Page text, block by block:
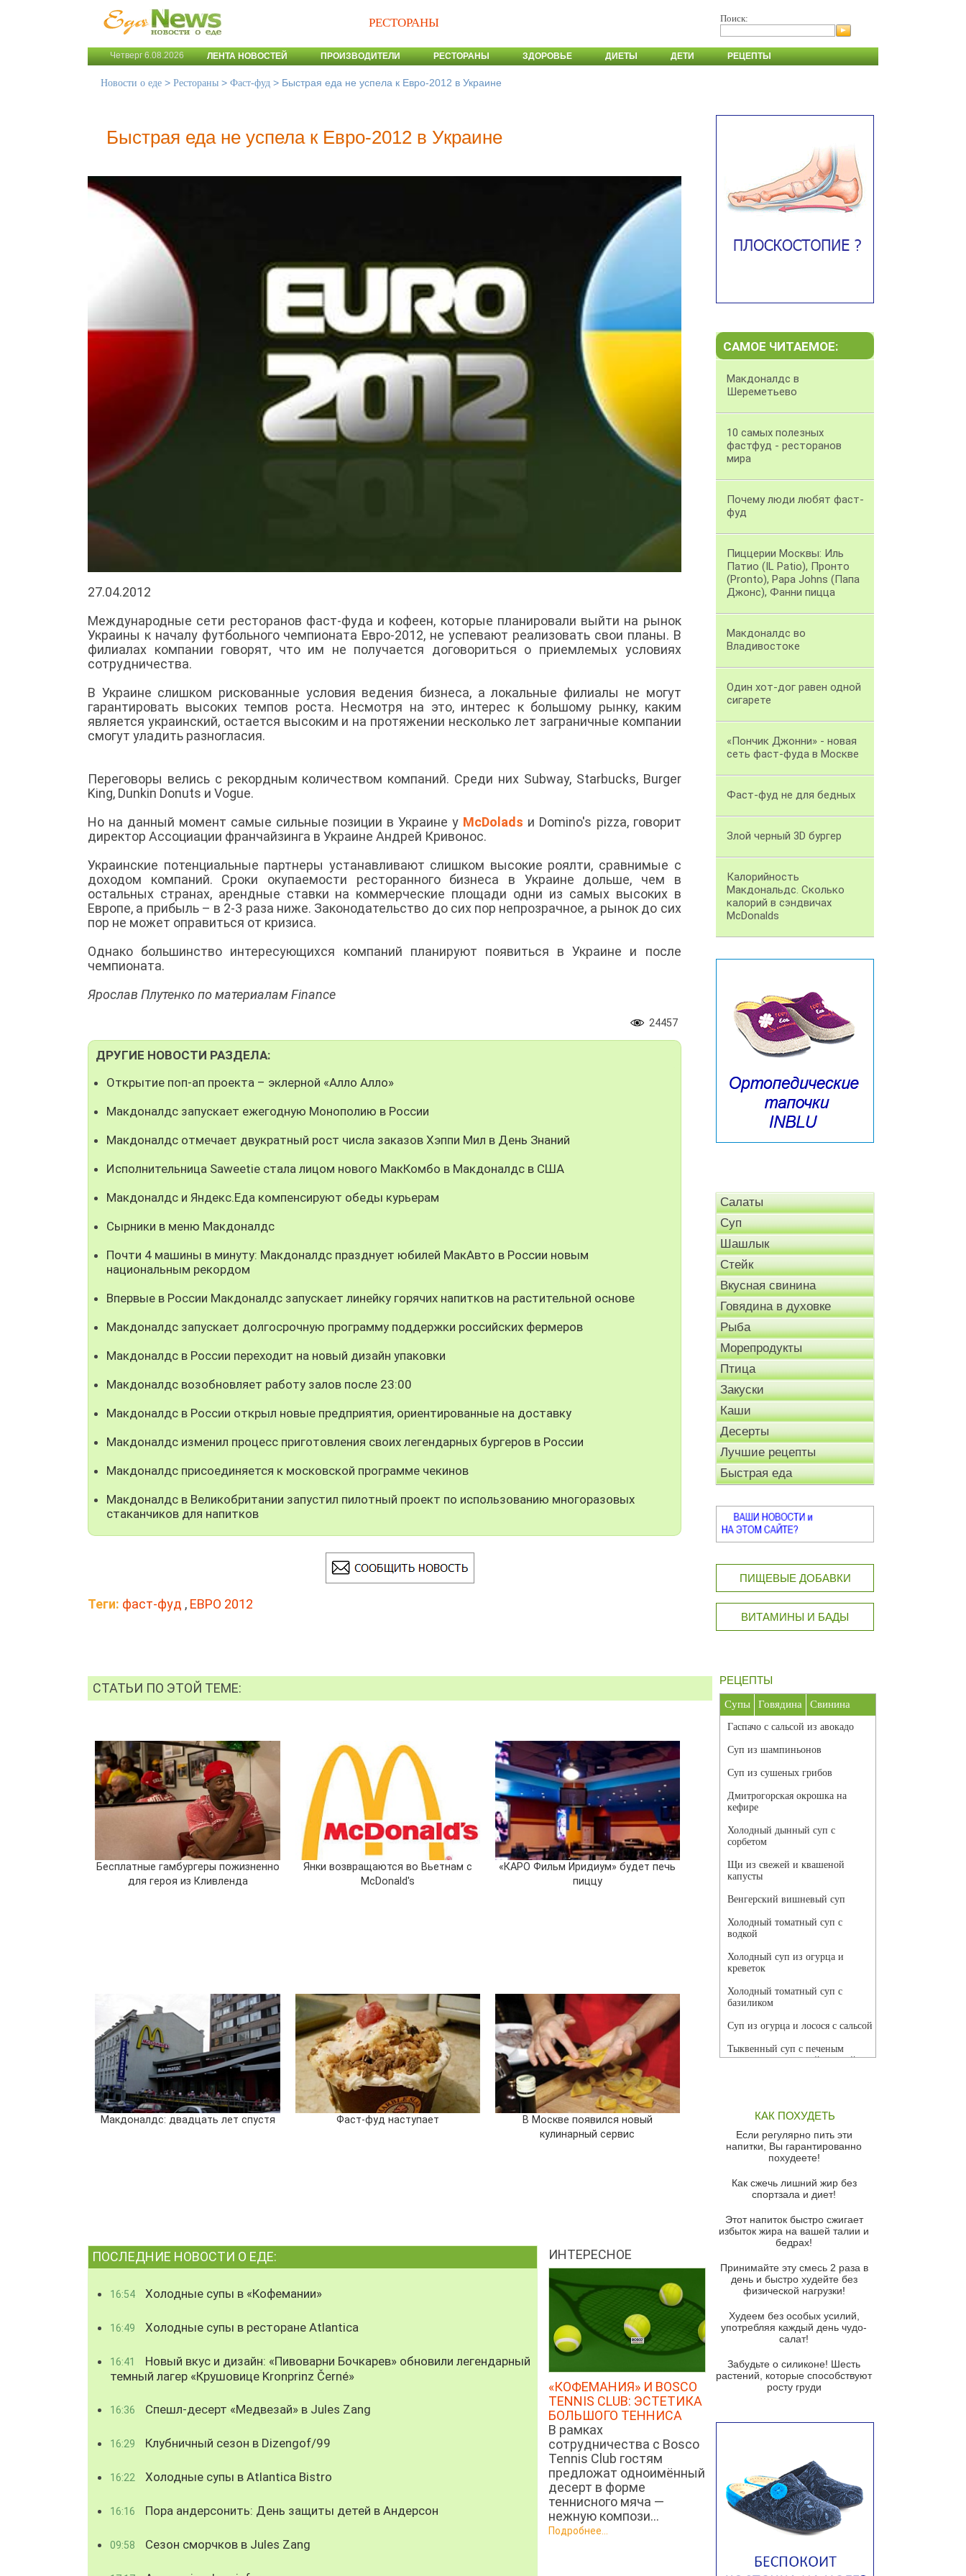
РЕСТОРАНЫ Поиск:
Четверг 6.08.2026 ЛЕНТА НОВОСТЕЙ ПРОИЗВОДИТЕЛИ РЕСТОРАНЫ ЗДОРОВЬЕ ДИЕТЫ ДЕТИ РЕЦЕПТЫ
Новости о еде > Рестораны > Фаст-фуд > Быстрая еда не успела к Евро-2012 в Украине
Быстрая еда не успела к Евро-2012 в Украине
27.04.2012
Международные сети ресторанов фаст-фуда и кофеен, которые планировали выйти на рынок
Украины к началу футбольного чемпионата Евро-2012, не успевают реализовать свои планы. В
филиалах компании говорят, что им не получается договориться о приемлемых условиях
сотрудничества.
В Украине слишком рискованные условия ведения бизнеса, а локальные филиалы не могут
гарантировать высоких темпов роста. Несмотря на это, интерес к большому рынку, каким
является украинский, остается высоким и на протяжении несколько лет заграничные компании
смогут уладить разногласия.
Переговоры велись с рекордным количеством компаний. Среди них Subway, Starbucks, Burger
King, Dunkin Donuts и Vogue.
Но на данный момент самые сильные позиции в Украине у McDolads и Domino's pizza, говорит
директор Ассоциации франчайзинга в Украине Андрей Кривонос.
Украинские потенциальные партнеры устанавливают слишком высокие роялти, сравнимые с
доходом компаний. Сроки окупаемости ресторанного бизнеса в Украине дольше, чем в
остальных странах, арендные ставки на коммерческие площади одни из самых высоких в
Европе, а прибыль – в 2-3 раза ниже. Законодательство до сих пор непрозрачное, а рынок до сих
пор не может оправиться от кризиса.
Однако большинство интересующихся компаний планируют появиться в Украине и после
чемпионата.
Ярослав Плутенко по материалам Finance
24457
ДРУГИЕ НОВОСТИ РАЗДЕЛА:
Открытие поп-ап проекта – эклерной «Алло Алло»
Макдоналдс запускает ежегодную Монополию в России
Макдоналдс отмечает двукратный рост числа заказов Хэппи Мил в День Знаний
Исполнительница Saweetie стала лицом нового МакКомбо в Макдоналдс в США
Макдоналдс и Яндекс.Еда компенсируют обеды курьерам
Сырники в меню Макдоналдс
Почти 4 машины в минуту: Макдоналдс празднует юбилей МакАвто в России новым
национальным рекордом
Впервые в России Макдоналдс запускает линейку горячих напитков на растительной основе
Макдоналдс запускает долгосрочную программу поддержки российских фермеров
Макдоналдс в России переходит на новый дизайн упаковки
Макдоналдс возобновляет работу залов после 23:00
Макдоналдс в России открыл новые предприятия, ориентированные на доставку
Макдоналдс изменил процесс приготовления своих легендарных бургеров в России
Макдоналдс присоединяется к московской программе чекинов
Макдоналдс в Великобритании запустил пилотный проект по использованию многоразовых
стаканчиков для напитков
Теги: фаст-фуд , ЕВРО 2012
СТАТЬИ ПО ЭТОЙ ТЕМЕ:
Бесплатные гамбургеры пожизненно
для героя из Кливленда
Янки возвращаются во Вьетнам с
McDonald's
«КАРО Фильм Иридиум» будет печь
пиццу
Макдоналдс: двадцать лет спустя Фаст-фуд наступает
В Москве появился новый
кулинарный сервис
ПОСЛЕДНИЕ НОВОСТИ О ЕДЕ:
16:54 Холодные супы в «Кофемании»
16:49 Холодные супы в ресторане Atlantica
16:41
Новый вкус и дизайн: «Пивоварни Бочкарев» обновили легендарный
темный лагер «Крушовице Kronprinz Černé»
16:36 Спешл-десерт «Медвезай» в Jules Zang
16:29 Клубничный сезон в Dizengof/99
16:22 Холодные супы в Atlantica Bistro
16:16 Пора андерсонить: День защиты детей в Андерсон
09:58 Сезон сморчков в Jules Zang
ИНТЕРЕСНОЕ
«КОФЕМАНИЯ» И BOSCO
TENNIS CLUB: ЭСТЕТИКА
БОЛЬШОГО ТЕННИСА
В рамках
сотрудничества с Bosco
Tennis Club гостям
предложат одноимённый
десерт в форме
теннисного мяча —
нежную компози...
Подробнее...
САМОЕ ЧИТАЕМОЕ:
Макдоналдс в
Шереметьево
10 самых полезных
фастфуд - ресторанов
мира
Почему люди любят фаст-
фуд
Пиццерии Москвы: Иль
Патио (IL Patio), Пронто
(Pronto), Papa Johns (Папа
Джонс), Фанни пицца
Макдоналдс во
Владивостоке
Один хот-дог равен одной
сигарете
«Пончик Джонни» - новая
сеть фаст-фуда в Москве
Фаст-фуд не для бедных
Злой черный 3D бургер
Калорийность
Макдональдс. Сколько
калорий в сэндвичах
McDonalds
Салаты
Суп
Шашлык
Стейк
Вкусная свинина
Говядина в духовке
Рыба
Морепродукты
Птица
Закуски
Каши
Десерты
Лучшие рецепты
Быстрая еда
ПИЩЕВЫЕ ДОБАВКИ
ВИТАМИНЫ И БАДЫ
РЕЦЕПТЫ
Супы Говядина Свинина
Гаспачо с сальсой из авокадо
Суп из шампиньонов
Суп из сушеных грибов
Дмитрогорская окрошка на
кефире
Холодный дынный суп с
сорбетом
Щи из свежей и квашеной
капусты
Венгерский вишневый суп
Холодный томатный суп с
водкой
Холодный суп из огурца и
креветок
Холодный томатный суп с
базиликом
Суп из огурца и лосося с сальсой
Тыквенный суп с печеным
чесноком и томатной сальсой
красного перца
Парижский луковый суп
Суп из спаржи и горошка с
Суп-крем из цветной капусты
Французский луковый суп
Суп из баклажанов с моцареллой
Грибной крем-суп с кростини с
козьим сыром
Суп мисо с зеленым луком и
тофу
из рукколы
Португальский чесночный суп с
Ирландский картофельный суп
Суп из пастернака
Пряный морковный суп во время
зимних холодов
Американский суп из красной
КАК ПОХУДЕТЬ
Если регулярно пить эти
напитки, Вы гарантированно
похудеете!
Как сжечь лишний жир без
спортзала и диет!
Этот напиток быстро сжигает
избыток жира на вашей талии и
бедрах!
Принимайте эту смесь 2 раза в
день и быстро худейте без
физической нагрузки!
Худеем без особых усилий,
употребляя каждый день чудо-
салат!
Забудьте о силиконе! Шесть
растений, которые способствуют
росту груди